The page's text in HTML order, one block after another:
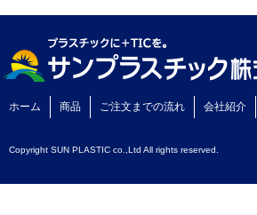
ホーム 商品 ご注文までの流れ 会社紹介
Copyright SUN PLASTIC co.,Ltd All rights reserved.